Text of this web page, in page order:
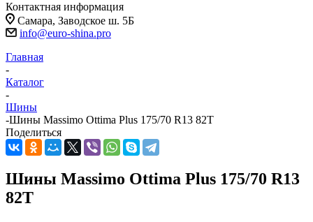
Контактная информация
Самара, Заводское ш. 5Б
info@euro-shina.pro
Главная
-
Каталог
-
Шины
-Шины Massimo Ottima Plus 175/70 R13 82T
Поделиться
Шины Massimo Ottima Plus 175/70 R13
82T